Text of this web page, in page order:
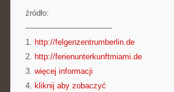
źródło:
———————————
1. http://felgenzentrumberlin.de
2. http://ferienunterkunftmiami.de
3. więcej informacji
4. kliknij aby zobaczyć